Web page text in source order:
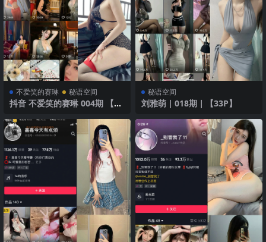
不爱笑的赛琳 秘语空间
抖音 不爱笑的赛琳 004期 【58
秘语空间
刘雅萌｜018期｜【33P】